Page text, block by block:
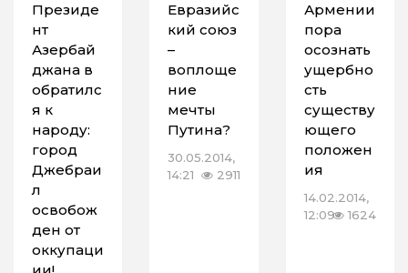
Президе
нт
Азербай
джана в
обратилс
я к
народу:
город
Джебраи
л
освобож
ден от
оккупаци
Евразийс
кий союз
–
воплоще
ние
мечты
Путина?
30.05.2014,
14:21
2911
Армении
пора
осознать
ущербно
сть
существу
ющего
положен
ия
14.02.2014,
12:09
1624